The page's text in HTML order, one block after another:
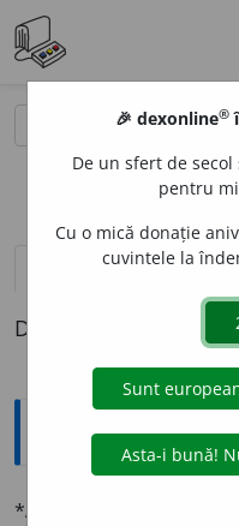
definiții (1) pronunție
Definiția cu ID-ul
Explicative DEX
*AS
🎉 dexonline®
De un sfert de
pentru
Cu o mică donație
cuvintele la